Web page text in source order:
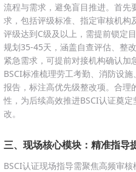
流程与需求，避免盲目推进。首先
求，包括评级标准、指定审核机
评级达到C级及以上，需提前锁定
规划35-45天，涵盖自查评估、整
紧急需求，可提前对接机构确认
BSCI标准梳理劳工考勤、消防设
报告，标注高优先级整改项。合
性，为后续高效推进BSCI认证奠
改。
三、现场核心模块：精准指导
BSCI认证现场指导需聚焦高频审